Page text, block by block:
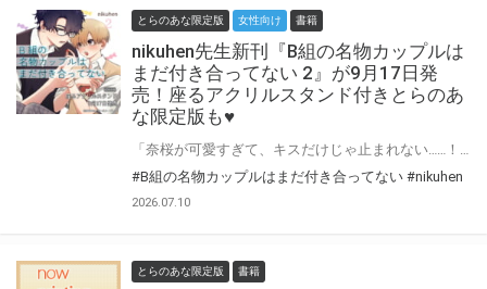
とらのあな限定版 女性向け 書籍
nikuhen先生新刊『B組の名物カップルは
まだ付き合ってない 2』が9月17日発
売！座るアクリルスタンド付きとらのあ
な限定版も♥
#B組の名物カップルはまだ付き合ってない #nikuhen
2026.07.10
とらのあな限定版 書籍